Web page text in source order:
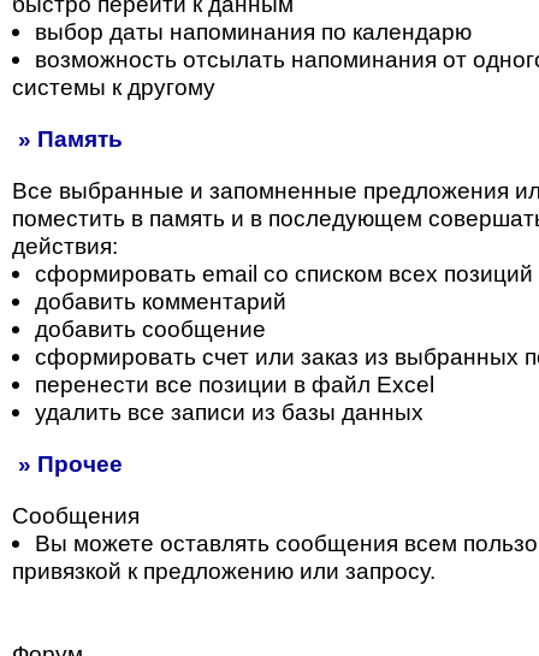
выбор даты напоминания по календарю
возможность отсылать напоминания от
системы к другому
» Память
Все выбранные и запомненные предложения
поместить в память и в последующем
действия:
сформировать email со списком всех позиций
добавить комментарий
добавить сообщение
сформировать счет или заказ из выбранных
перенести все позиции в файл Excel
удалить все записи из базы данных
» Прочее
Сообщения
Вы можете оставлять сообщения всем
привязкой к предложению или запросу.